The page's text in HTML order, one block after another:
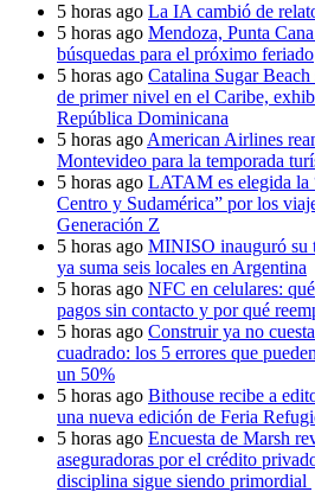
5 horas ago La IA cambió de
5 horas ago Mendoza, Punta
búsquedas para el próximo feriado
5 horas ago Catalina Sugar
de primer nivel en el Caribe,
República Dominicana
5 horas ago American Airlines
Montevideo para la temporada
5 horas ago LATAM es elegida la
Centro y Sudamérica” por los
Generación Z
5 horas ago MINISO inauguró su
ya suma seis locales en Argentina
5 horas ago NFC en celulares:
pagos sin contacto y por qué
5 horas ago Construir ya no
cuadrado: los 5 errores que
un 50%
5 horas ago Bithouse recibe a
una nueva edición de Feria
5 horas ago Encuesta de Marsh
aseguradoras por el crédito
disciplina sigue siendo primordial